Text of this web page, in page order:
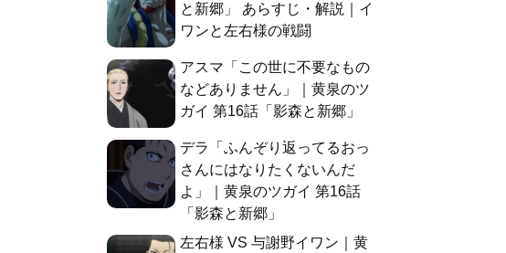
と新郷」 あらすじ・解説｜イ
ワンと左右様の戦闘
アスマ「この世に不要なもの
などありません」｜黄泉のツ
ガイ 第16話「影森と新郷」
デラ「ふんぞり返ってるおっ
さんにはなりたくないんだ
よ」｜黄泉のツガイ 第16話
「影森と新郷」
左右様 VS 与謝野イワン｜黄